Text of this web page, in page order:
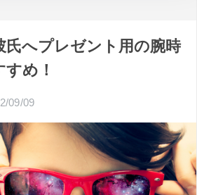
氏へプレゼント用の腕時
め！
09/09